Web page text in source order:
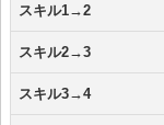
スキル1→2
スキル2→3
スキル3→4